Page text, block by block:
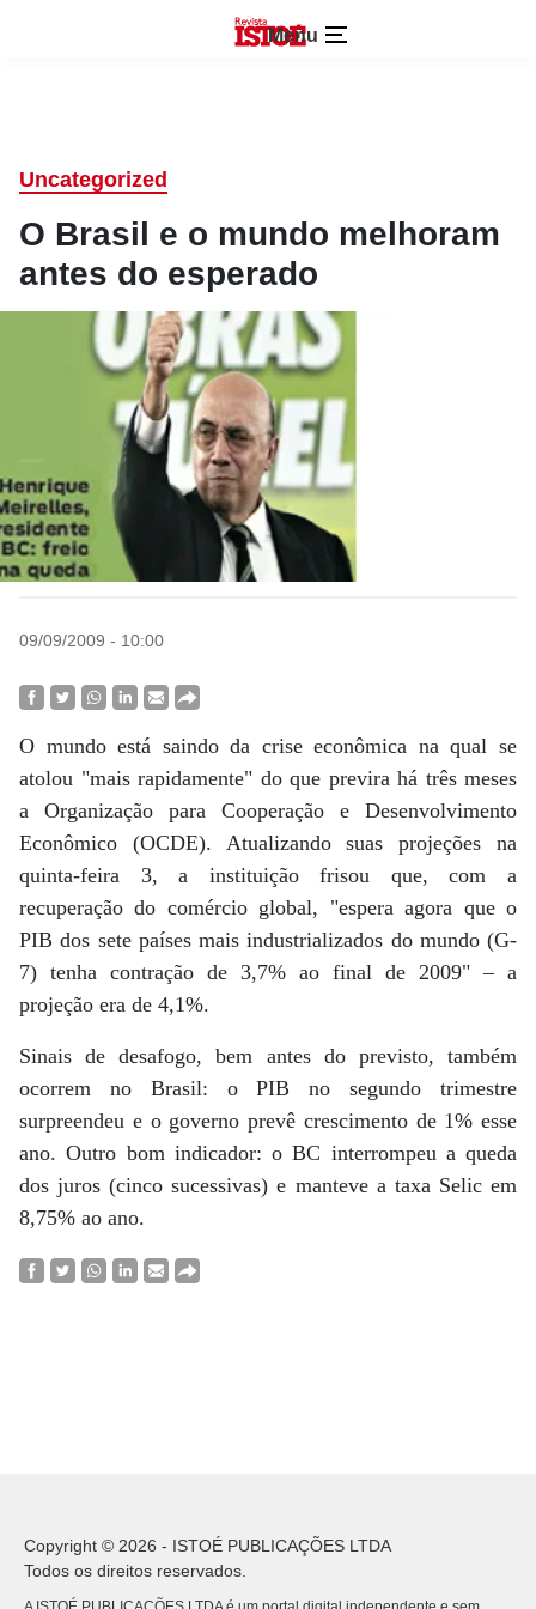
Menu
Uncategorized
O Brasil e o mundo melhoram
antes do esperado
09/09/2009 - 10:00
O mundo está saindo da crise econômica na qual se
atolou "mais rapidamente" do que previra há três meses
a Organização para Cooperação e Desenvolvimento
Econômico (OCDE). Atualizando suas projeções na
quinta-feira 3, a instituição frisou que, com a
recuperação do comércio global, "espera agora que o
PIB dos sete países mais industrializados do mundo (G-
7) tenha contração de 3,7% ao final de 2009" – a
projeção era de 4,1%.
Sinais de desafogo, bem antes do previsto, também
ocorrem no Brasil: o PIB no segundo trimestre
surpreendeu e o governo prevê crescimento de 1% esse
ano. Outro bom indicador: o BC interrompeu a queda
dos juros (cinco sucessivas) e manteve a taxa Selic em
8,75% ao ano.
Copyright © 2026 - ISTOÉ PUBLICAÇÕES LTDA
Todos os direitos reservados.